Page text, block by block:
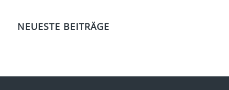
NEUESTE BEITRÄGE